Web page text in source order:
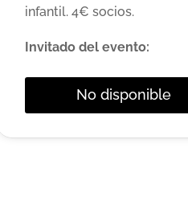
infantil. 4€ socios.
Invitado del evento:
No disponible